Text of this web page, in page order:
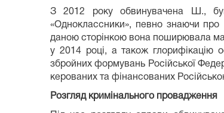
З 2012 року обвинувачена Ш.,
«Одноклассники», певно знаючи про
даною сторінкою вона поширювала
у 2014 році, а також глорифікацію
збройних формувань Російської
керованих та фінансованих
Розгляд кримінального провадження